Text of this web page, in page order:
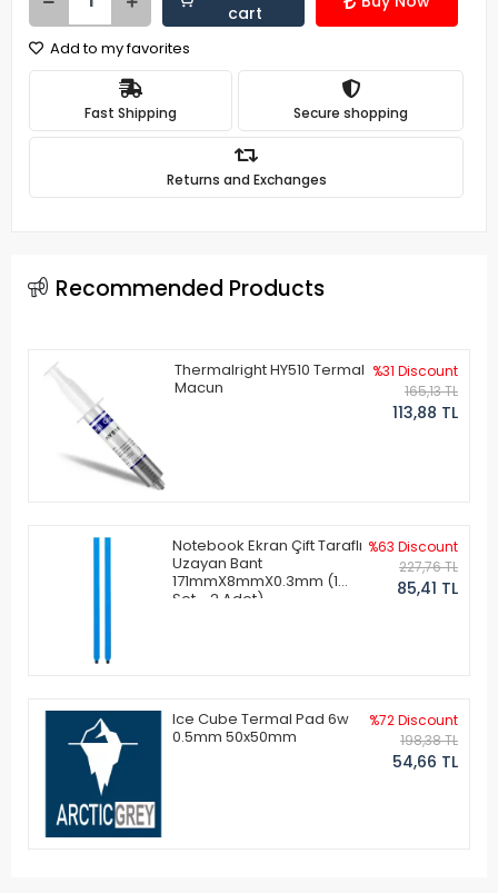
cart
Add to my favorites
Fast Shipping Secure shopping
Returns and Exchanges
Recommended Products
Thermalright HY510 Termal
Macun
%31 Discount
165,13 TL
113,88 TL
Notebook Ekran Çift Taraflı
Uzayan Bant
171mmX8mmX0.3mm (1
Set - 2 Adet)
%63 Discount
227,76 TL
85,41 TL
Ice Cube Termal Pad 6w
0.5mm 50x50mm
%72 Discount
198,38 TL
54,66 TL